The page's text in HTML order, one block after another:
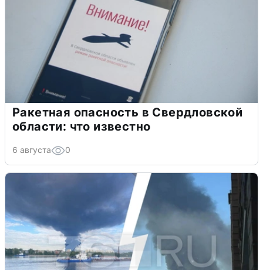
Ракетная опасность в Свердловской
области: что известно
6 августа 0